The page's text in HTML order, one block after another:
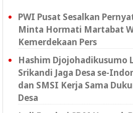
PWI Pusat Sesalkan
Minta Hormati Martabat
Kemerdekaan Pers
Hashim Djojohadikusumo
Srikandi Jaga Desa se-
dan SMSI Kerja Sama
Desa